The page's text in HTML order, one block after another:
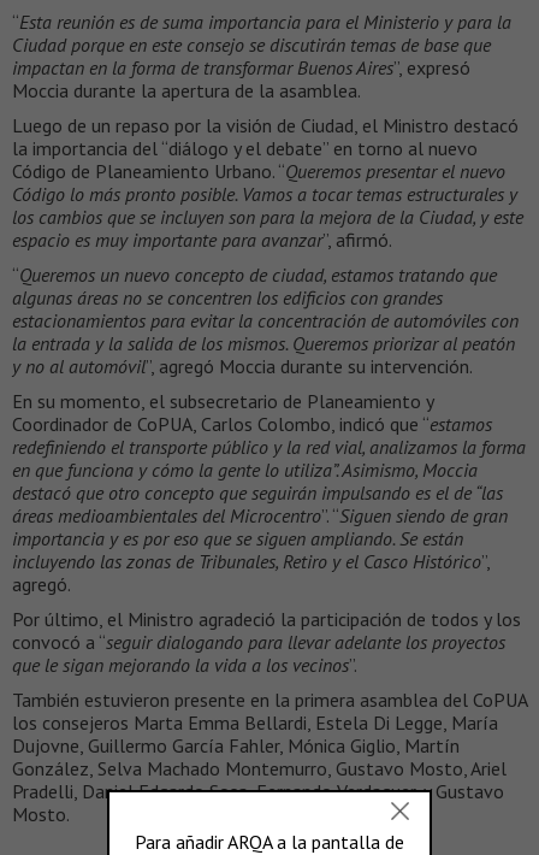
“Esta reunión es de suma importancia para el Ministerio y para la
Ciudad porque en este consejo se discutirán temas de base que
impactan en la forma de transformar Buenos Aires”, expresó
Moccia durante la apertura de la asamblea.
Luego de un repaso por la visión de Ciudad, el Ministro destacó
la importancia del “diálogo y el debate” en torno al nuevo
Código de Planeamiento Urbano. “Queremos presentar el nuevo
Código lo más pronto posible. Vamos a tocar temas estructurales y
los cambios que se incluyen son para la mejora de la Ciudad, y este
espacio es muy importante para avanzar”, afirmó.
“Queremos un nuevo concepto de ciudad, estamos tratando que
algunas áreas no se concentren los edificios con grandes
estacionamientos para evitar la concentración de automóviles con
la entrada y la salida de los mismos. Queremos priorizar al peatón
y no al automóvil”, agregó Moccia durante su intervención.
En su momento, el subsecretario de Planeamiento y
Coordinador de CoPUA, Carlos Colombo, indicó que “estamos
redefiniendo el transporte público y la red vial, analizamos la forma
en que funciona y cómo la gente lo utiliza”. Asimismo, Moccia
destacó que otro concepto que seguirán impulsando es el de “las
áreas medioambientales del Microcentro”. “Siguen siendo de gran
importancia y es por eso que se siguen ampliando. Se están
incluyendo las zonas de Tribunales, Retiro y el Casco Histórico”,
agregó.
Por último, el Ministro agradeció la participación de todos y los
convocó a “seguir dialogando para llevar adelante los proyectos
que le sigan mejorando la vida a los vecinos”.
También estuvieron presente en la primera asamblea del CoPUA
los consejeros Marta Emma Bellardi, Estela Di Legge, María
Dujovne, Guillermo García Fahler, Mónica Giglio, Martín
González, Selva Machado Montemurro, Gustavo Mosto, Ariel
Pradelli, Daniel Edgardo Sosa, Fernando Verdaguer, y Gustavo
Mosto.